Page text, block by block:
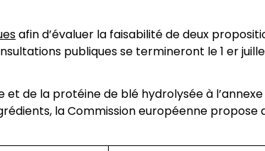
afin d’évaluer la faisabilité de deux
publiques se termineront le 1 er
de la protéine de blé hydrolysée à
la Commission européenne